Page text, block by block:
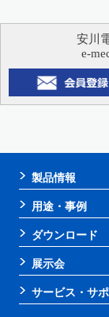
安川
e-
製品情報
用途・事例
ダウンロード
展示会
サービス・サ